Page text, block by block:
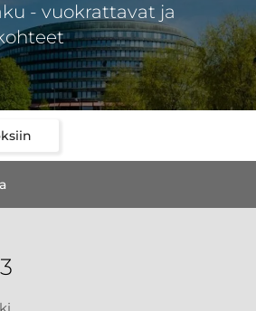
- vuokrattavat ja